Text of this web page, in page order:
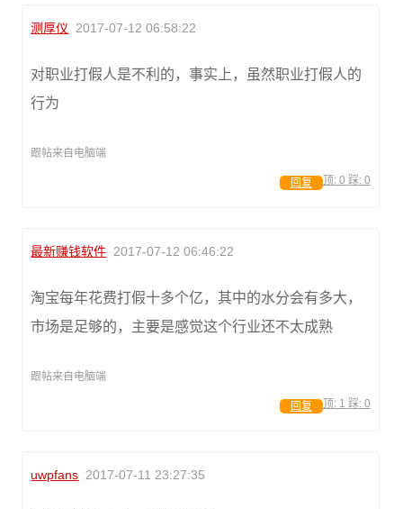
测厚仪 2017-07-12 06:58:22
对职业打假人是不利的，事实上，虽然职业打假人的
行为
跟帖来自电脑端
顶: 0 踩: 0
回复
最新赚钱软件 2017-07-12 06:46:22
淘宝每年花费打假十多个亿，其中的水分会有多大，
市场是足够的，主要是感觉这个行业还不太成熟
跟帖来自电脑端
顶: 1 踩: 0
回复
uwpfans 2017-07-11 23:27:35